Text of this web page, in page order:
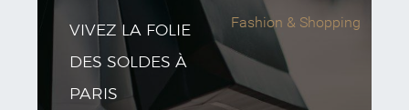
VIVEZ LA FOLIE
DES SOLDES À
PARIS
Fashion & Shopping